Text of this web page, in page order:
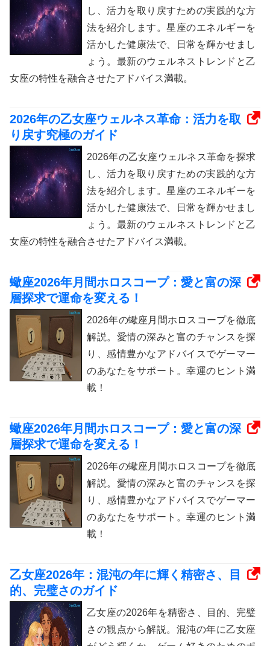
し、活力を取り戻すための実践的な方
法を紹介します。星座のエネルギーを
活かした健康法で、日常を輝かせまし
ょう。最新のウェルネストレンドと乙
女座の特性を融合させたアドバイス満載。
2026年の乙女座ウェルネス革命：活力を取
り戻す究極のガイド
2026年の乙女座ウェルネス革命を探求
し、活力を取り戻すための実践的な方
法を紹介します。星座のエネルギーを
活かした健康法で、日常を輝かせまし
ょう。最新のウェルネストレンドと乙
女座の特性を融合させたアドバイス満載。
蠍座2026年月間ホロスコープ：愛と富の深
層探求で運命を変える！
2026年の蠍座月間ホロスコープを徹底
解説。愛情の深みと富のチャンスを探
り、感情豊かなアドバイスでゲーマー
のあなたをサポート。幸運のヒント満
載！
蠍座2026年月間ホロスコープ：愛と富の深
層探求で運命を変える！
2026年の蠍座月間ホロスコープを徹底
解説。愛情の深みと富のチャンスを探
り、感情豊かなアドバイスでゲーマー
のあなたをサポート。幸運のヒント満
載！
乙女座2026年：混沌の年に輝く精密さ、目
的、完璧さのガイド
乙女座の2026年を精密さ、目的、完璧
さの観点から解説。混沌の年に乙女座